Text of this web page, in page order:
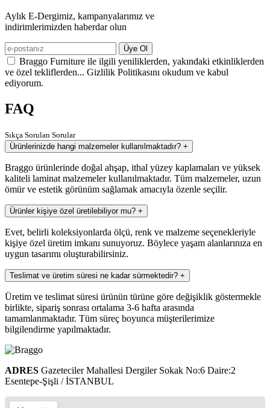
Aylık E-Dergimiz, kampanyalarımız ve
indirimlerimizden haberdar olun
Üye Ol
Braggo Furniture ile ilgili yeniliklerden, yakındaki etkinliklerden
ve özel tekliflerden... Gizlilik Politikasını okudum ve kabul
ediyorum.
FAQ
Sıkça Sorulan Sorular
Ürünlerinizde hangi malzemeler kullanılmaktadır? +
Braggo ürünlerinde doğal ahşap, ithal yüzey kaplamaları ve yüksek
kaliteli laminat malzemeler kullanılmaktadır. Tüm malzemeler, uzun
ömür ve estetik görünüm sağlamak amacıyla özenle seçilir.
Ürünler kişiye özel üretilebiliyor mu? +
Evet, belirli koleksiyonlarda ölçü, renk ve malzeme seçenekleriyle
kişiye özel üretim imkanı sunuyoruz. Böylece yaşam alanlarınıza en
uygun tasarımı oluşturabilirsiniz.
Teslimat ve üretim süresi ne kadar sürmektedir? +
Üretim ve teslimat süresi ürünün türüne göre değişiklik göstermekle
birlikte, sipariş sonrası ortalama 3-6 hafta arasında
tamamlanmaktadır. Tüm süreç boyunca müşterilerimize
bilgilendirme yapılmaktadır.
ADRES Gazeteciler Mahallesi Dergiler Sokak No:6 Daire:2
Esentepe-Şişli / İSTANBUL